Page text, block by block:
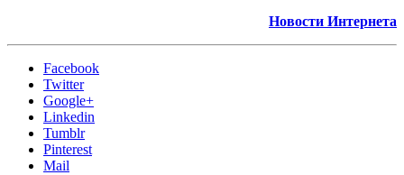
Новости Интернета
Facebook
Twitter
Google+
Linkedin
Tumblr
Pinterest
Mail